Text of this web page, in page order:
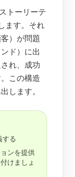
トーリーテ
ます。それ
）が問題
ド）に出
れ、成功
この構造
します。
する
ンを提供
けましょ